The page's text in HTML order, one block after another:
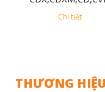
Chi tiết
THƯƠNG